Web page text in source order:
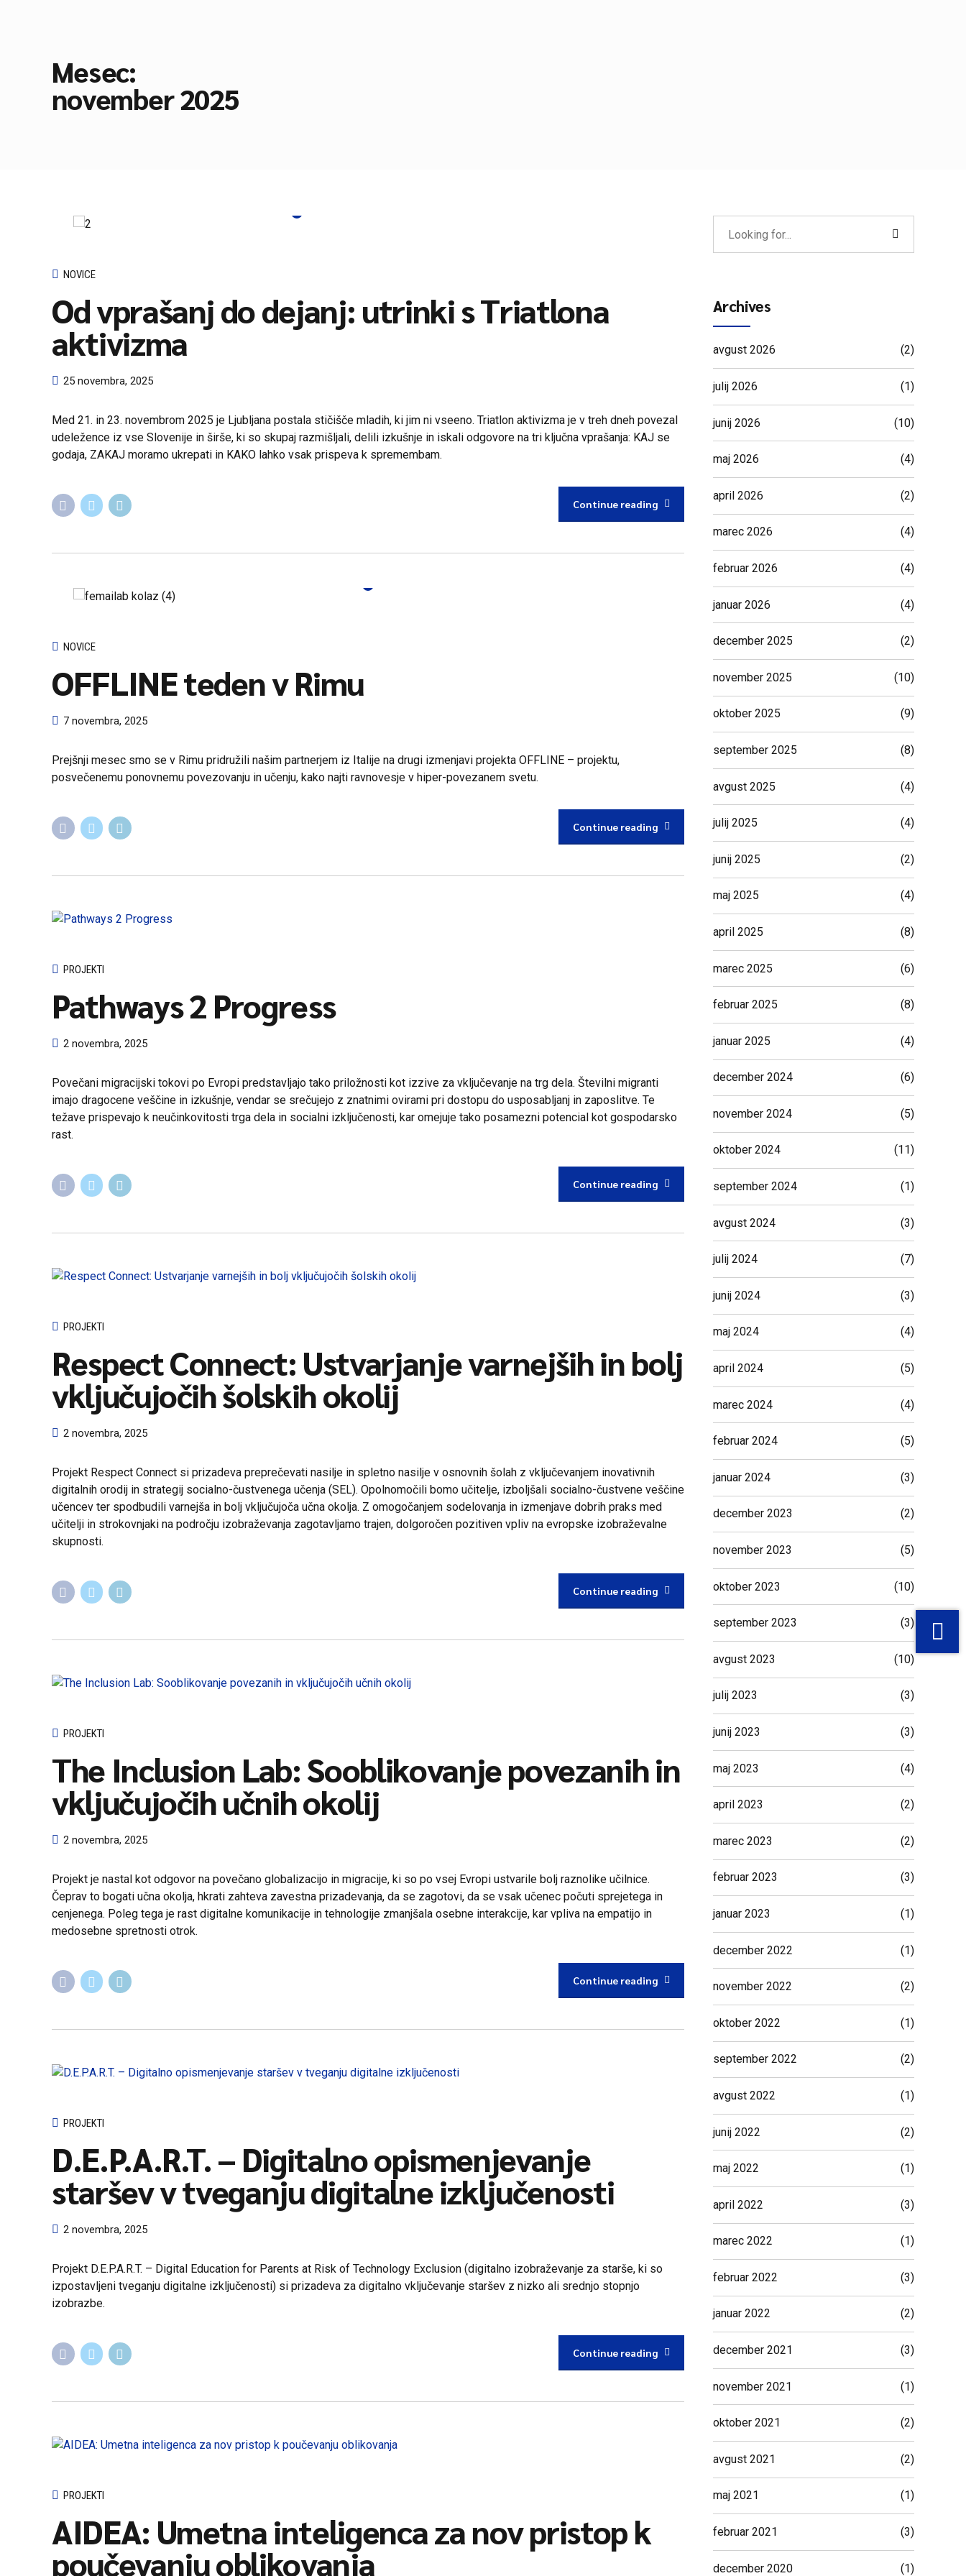
Mesec:
november 2025
NOVICE
Od vprašanj do dejanj: utrinki s Triatlona
aktivizma
25 novembra, 2025
Med 21. in 23. novembrom 2025 je Ljubljana postala stičišče mladih, ki jim ni vseeno. Triatlon aktivizma je v treh dneh povezal
udeležence iz vse Slovenije in širše, ki so skupaj razmišljali, delili izkušnje in iskali odgovore na tri ključna vprašanja: KAJ se
godaja, ZAKAJ moramo ukrepati in KAKO lahko vsak prispeva k spremembam.
Continue reading
NOVICE
OFFLINE teden v Rimu
7 novembra, 2025
Prejšnji mesec smo se v Rimu pridružili našim partnerjem iz Italije na drugi izmenjavi projekta OFFLINE – projektu,
posvečenemu ponovnemu povezovanju in učenju, kako najti ravnovesje v hiper-povezanem svetu.
Continue reading
PROJEKTI
Pathways 2 Progress
2 novembra, 2025
Povečani migracijski tokovi po Evropi predstavljajo tako priložnosti kot izzive za vključevanje na trg dela. Številni migranti
imajo dragocene veščine in izkušnje, vendar se srečujejo z znatnimi ovirami pri dostopu do usposabljanj in zaposlitve. Te
težave prispevajo k neučinkovitosti trga dela in socialni izključenosti, kar omejuje tako posamezni potencial kot gospodarsko
rast.
Continue reading
PROJEKTI
Respect Connect: Ustvarjanje varnejših in bolj
vključujočih šolskih okolij
2 novembra, 2025
Projekt Respect Connect si prizadeva preprečevati nasilje in spletno nasilje v osnovnih šolah z vključevanjem inovativnih
digitalnih orodij in strategij socialno-čustvenega učenja (SEL). Opolnomočili bomo učitelje, izboljšali socialno-čustvene veščine
učencev ter spodbudili varnejša in bolj vključujoča učna okolja. Z omogočanjem sodelovanja in izmenjave dobrih praks med
učitelji in strokovnjaki na področju izobraževanja zagotavljamo trajen, dolgoročen pozitiven vpliv na evropske izobraževalne
skupnosti.
Continue reading
PROJEKTI
The Inclusion Lab: Sooblikovanje povezanih in
vključujočih učnih okolij
2 novembra, 2025
Projekt je nastal kot odgovor na povečano globalizacijo in migracije, ki so po vsej Evropi ustvarile bolj raznolike učilnice.
Čeprav to bogati učna okolja, hkrati zahteva zavestna prizadevanja, da se zagotovi, da se vsak učenec počuti sprejetega in
cenjenega. Poleg tega je rast digitalne komunikacije in tehnologije zmanjšala osebne interakcije, kar vpliva na empatijo in
medosebne spretnosti otrok.
Continue reading
PROJEKTI
D.E.P.A.R.T. – Digitalno opismenjevanje
staršev v tveganju digitalne izključenosti
2 novembra, 2025
Projekt D.E.P.A.R.T. – Digital Education for Parents at Risk of Technology Exclusion (digitalno izobraževanje za starše, ki so
izpostavljeni tveganju digitalne izključenosti) si prizadeva za digitalno vključevanje staršev z nizko ali srednjo stopnjo
izobrazbe.
Continue reading
PROJEKTI
AIDEA: Umetna inteligenca za nov pristop k
poučevanju oblikovanja
Archives
avgust 2026 (2)
julij 2026 (1)
junij 2026 (10)
maj 2026 (4)
april 2026 (2)
marec 2026 (4)
februar 2026 (4)
januar 2026 (4)
december 2025 (2)
november 2025 (10)
oktober 2025 (9)
september 2025 (8)
avgust 2025 (4)
julij 2025 (4)
junij 2025 (2)
maj 2025 (4)
april 2025 (8)
marec 2025 (6)
februar 2025 (8)
januar 2025 (4)
december 2024 (6)
november 2024 (5)
oktober 2024 (11)
september 2024 (1)
avgust 2024 (3)
julij 2024 (7)
junij 2024 (3)
maj 2024 (4)
april 2024 (5)
marec 2024 (4)
februar 2024 (5)
januar 2024 (3)
december 2023 (2)
november 2023 (5)
oktober 2023 (10)
september 2023 (3)
avgust 2023 (10)
julij 2023 (3)
junij 2023 (3)
maj 2023 (4)
april 2023 (2)
marec 2023 (2)
februar 2023 (3)
januar 2023 (1)
december 2022 (1)
november 2022 (2)
oktober 2022 (1)
september 2022 (2)
avgust 2022 (1)
junij 2022 (2)
maj 2022 (1)
april 2022 (3)
marec 2022 (1)
februar 2022 (3)
januar 2022 (2)
december 2021 (3)
november 2021 (1)
oktober 2021 (2)
avgust 2021 (2)
maj 2021 (1)
februar 2021 (3)
december 2020 (1)